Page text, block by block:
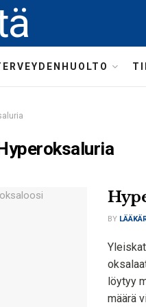
BY
löytyy
määrä